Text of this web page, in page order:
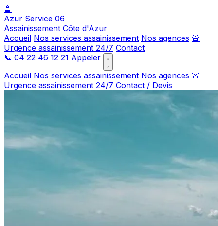
🚿
Azur Service 06
Assainissement Côte d'Azur
Accueil Nos services assainissement Nos agences 🚨
Urgence assainissement 24/7 Contact
📞 04 22 46 12 21 Appeler
Accueil Nos services assainissement Nos agences 🚨
Urgence assainissement 24/7 Contact / Devis